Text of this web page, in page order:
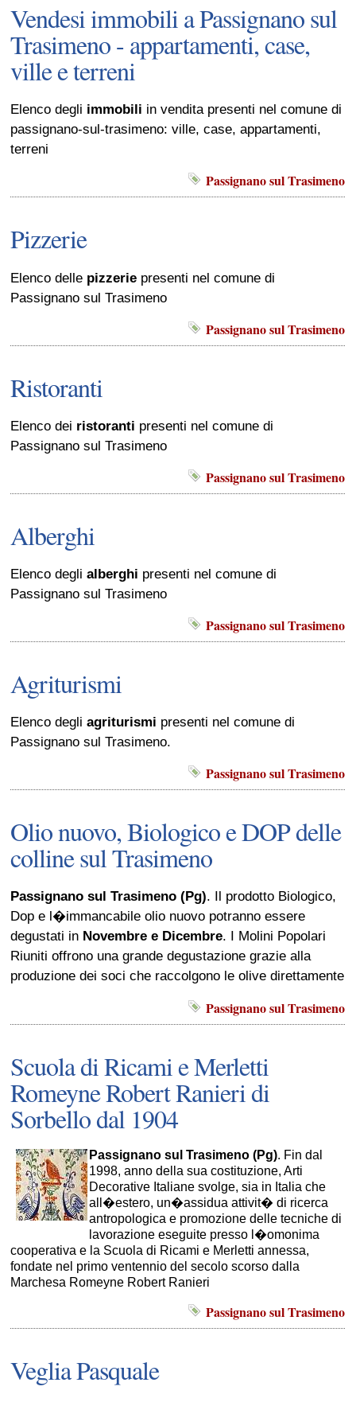
Vendesi immobili a Passignano sul
Trasimeno - appartamenti, case,
ville e terreni
Elenco degli immobili in vendita presenti nel comune di
passignano-sul-trasimeno: ville, case, appartamenti,
terreni
Passignano sul Trasimeno
Pizzerie
Elenco delle pizzerie presenti nel comune di
Passignano sul Trasimeno
Passignano sul Trasimeno
Ristoranti
Elenco dei ristoranti presenti nel comune di
Passignano sul Trasimeno
Passignano sul Trasimeno
Alberghi
Elenco deglialberghi presenti nel comune di
Passignano sul Trasimeno
Passignano sul Trasimeno
Agriturismi
Elenco degliagriturismi presenti nel comune di
Passignano sul Trasimeno.
Passignano sul Trasimeno
Olio nuovo, Biologico e DOP delle
colline sul Trasimeno
Passignano sul Trasimeno (Pg). Il prodotto Biologico,
Dop e l�immancabile olio nuovo potranno essere
degustati in Novembre e Dicembre. I Molini Popolari
Riuniti offrono una grande degustazione grazie alla
produzione dei soci che raccolgono le olive direttamente
Passignano sul Trasimeno
Scuola di Ricami e Merletti
Romeyne Robert Ranieri di
Sorbello dal 1904
Passignano sul Trasimeno (Pg). Fin dal
1998, anno della sua costituzione, Arti
Decorative Italiane svolge, sia in Italia che
all�estero, un�assidua attivit� di ricerca
antropologica e promozione delle tecniche di
lavorazione eseguite presso l�omonima
cooperativa e la Scuola di Ricami e Merletti annessa,
fondate nel primo ventennio del secolo scorso dalla
Marchesa Romeyne Robert Ranieri
Passignano sul Trasimeno
Veglia Pasquale